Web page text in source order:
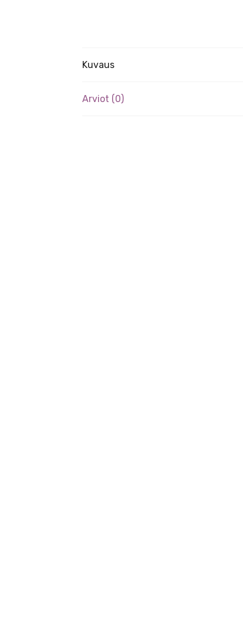
Kuvaus
Arviot (0)